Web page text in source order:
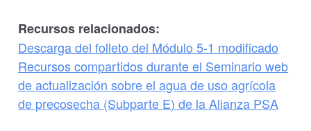
Recursos relacionados:
Descarga del folleto del Módulo 5-1 modificado
Recursos compartidos durante el Seminario web
de actualización sobre el agua de uso agrícola
de precosecha (Subparte E) de la Alianza PSA